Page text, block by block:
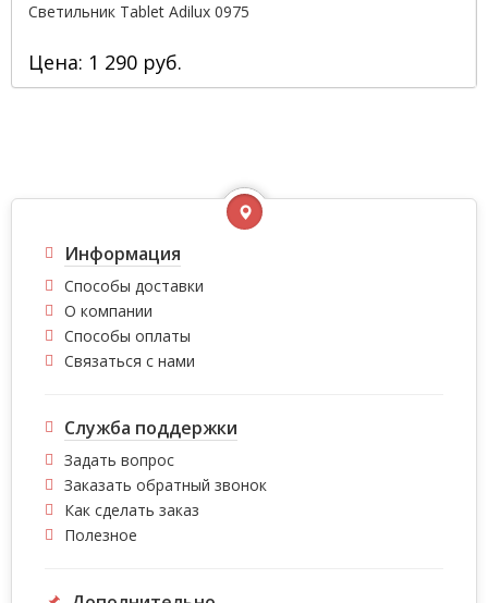
Светильник Tablet Adilux 0975
Цена: 1 290 руб.
Информация
Способы доставки
О компании
Способы оплаты
Связаться с нами
Служба поддержки
Задать вопрос
Заказать обратный звонок
Как сделать заказ
Полезное